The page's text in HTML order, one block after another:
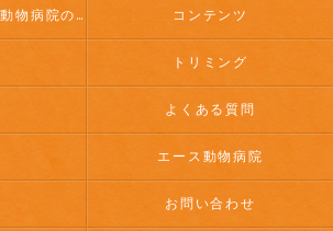
奈良の動物病院･エース動物病院のお客様の声 コンテンツ
トリミング
よくある質問
エース動物病院
お問い合わせ